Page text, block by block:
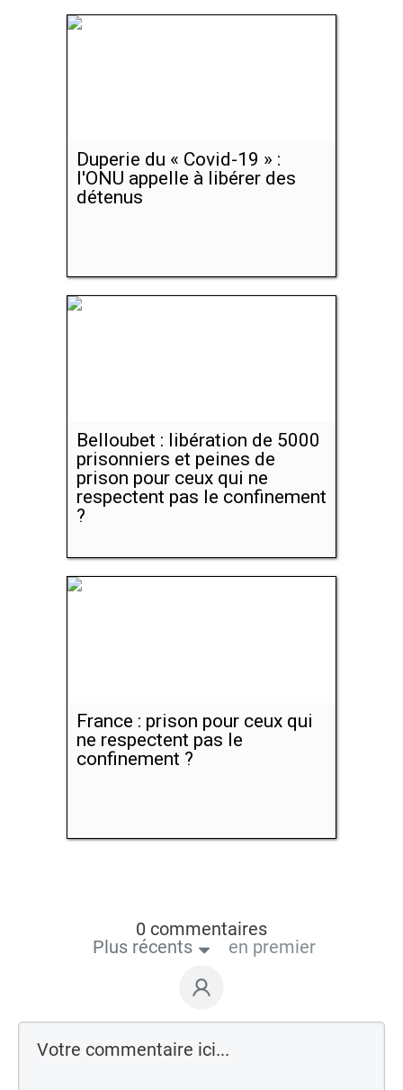
Duperie du « Covid-19 » :
l'ONU appelle à libérer des
détenus
Belloubet : libération de 5000
prisonniers et peines de
prison pour ceux qui ne
respectent pas le confinement
?
France : prison pour ceux qui
ne respectent pas le
confinement ?
0 commentaires
Plus récents
en premier